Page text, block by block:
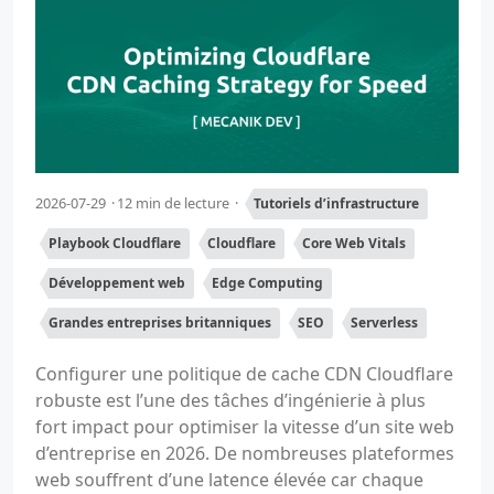
2026-07-29 12 min de lecture Tutoriels d’infrastructure
Playbook Cloudflare Cloudflare Core Web Vitals
Développement web Edge Computing
Grandes entreprises britanniques SEO Serverless
Configurer une politique de cache CDN Cloudflare
robuste est l’une des tâches d’ingénierie à plus
fort impact pour optimiser la vitesse d’un site web
d’entreprise en 2026. De nombreuses plateformes
web souffrent d’une latence élevée car chaque